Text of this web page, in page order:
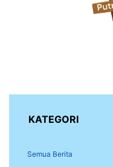
KATEGORI
Semua Berita